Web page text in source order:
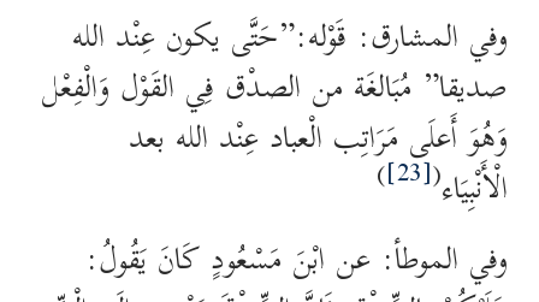
وفي المشارق: قَوْله:”حَتَّى يكون عِنْد الله
صديقا” مُبَالغَة من الصدْق فِي القَوْل وَالْفِعْل
وَهُوَ أَعلَى مَرَاتِب الْعباد عِنْد الله بعد
الْأَنْبِيَاء(
[23]
)
وفي الموطأ: عن ابْنَ مَسْعُودٍ كَانَ يَقُولُ: